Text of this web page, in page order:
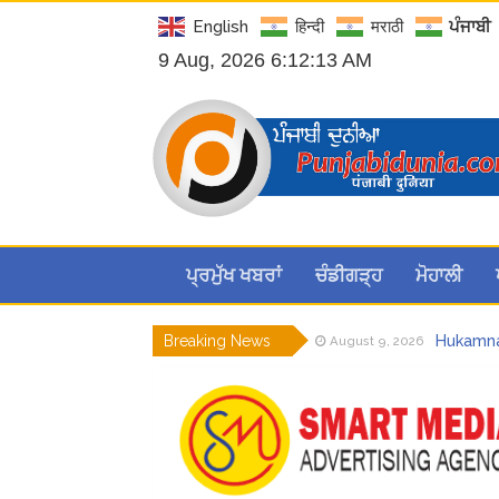
English हिन्दी मराठी ਪੰਜਾਬੀ
9 Aug, 2026 6:12:15 AM
ਪ੍ਰਮੁੱਖ ਖਬਰਾਂ ਚੰਡੀਗੜ੍ਹ ਮੋਹਾਲੀ
Breaking News August 9, 2026
August 8, 2026
August 7, 2026 ਪੰਜਾਬ
August 9, 2026 ਕੇਂਦਰ ਦਾ